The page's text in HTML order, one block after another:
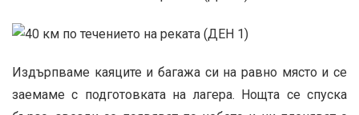
Издърпваме каяците и багажа си на равно място и се
заемаме с подготовката на лагера. Нощта се спуска